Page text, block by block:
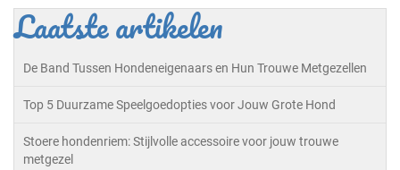
Laatste artikelen
De Band Tussen Hondeneigenaars en Hun Trouwe Metgezellen
Top 5 Duurzame Speelgoedopties voor Jouw Grote Hond
Stoere hondenriem: Stijlvolle accessoire voor jouw trouwe
metgezel